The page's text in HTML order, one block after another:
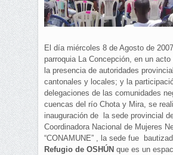
El día miércoles 8 de Agosto de
parroquia La Concepción, en un
la presencia de autoridades
cantonales y locales; y la
delegaciones de las comunidades
cuencas del río Chota y Mira, se
inauguración de la sede provincial
Coordinadora Nacional de Mujeres
“CONAMUNE” , la sede fue
Refugio de OSHÚN que es un